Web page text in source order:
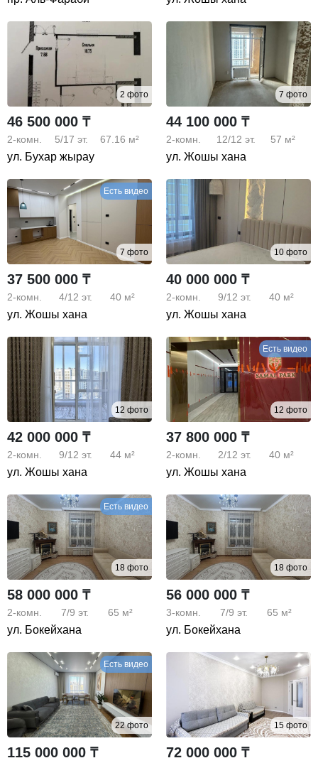
2 фото
46 500 000 ₸
2-комн. 5/17 эт. 67.16 м²
ул. Бухар жырау
7 фото
44 100 000 ₸
2-комн. 12/12 эт. 57 м²
ул. Жошы хана
7 фото
Есть видео
37 500 000 ₸
2-комн. 4/12 эт. 40 м²
ул. Жошы хана
10 фото
40 000 000 ₸
2-комн. 9/12 эт. 40 м²
ул. Жошы хана
12 фото
42 000 000 ₸
2-комн. 9/12 эт. 44 м²
ул. Жошы хана
12 фото
Есть видео
37 800 000 ₸
2-комн. 2/12 эт. 40 м²
ул. Жошы хана
18 фото
Есть видео
58 000 000 ₸
2-комн. 7/9 эт. 65 м²
ул. Бокейхана
18 фото
56 000 000 ₸
3-комн. 7/9 эт. 65 м²
ул. Бокейхана
22 фото
Есть видео
115 000 000 ₸
15 фото
72 000 000 ₸